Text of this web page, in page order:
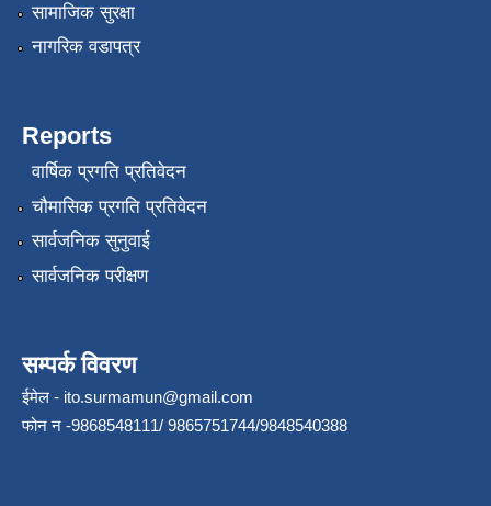
सामाजिक सुरक्षा
नागरिक वडापत्र
Reports
वार्षिक प्रगति प्रतिवेदन
चौमासिक प्रगति प्रतिवेदन
सार्वजनिक सुनुवाई
सार्वजनिक परीक्षण
सम्पर्क विवरण
ईमेल - ito.surmamun@gmail.com
फोन न -9868548111/ 9865751744/9848540388